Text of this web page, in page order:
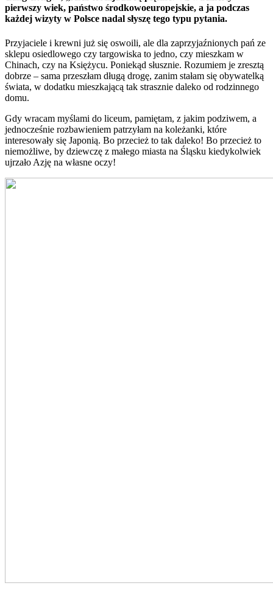
pierwszy wiek, państwo środkowoeuropejskie, a ja podczas
każdej wizyty w Polsce nadal słyszę tego typu pytania.
Przyjaciele i krewni już się oswoili, ale dla zaprzyjaźnionych pań ze
sklepu osiedlowego czy targowiska to jedno, czy mieszkam w
Chinach, czy na Księżycu. Poniekąd słusznie. Rozumiem je zresztą
dobrze – sama przeszłam długą drogę, zanim stałam się obywatelką
świata, w dodatku mieszkającą tak strasznie daleko od rodzinnego
domu.
Gdy wracam myślami do liceum, pamiętam, z jakim podziwem, a
jednocześnie rozbawieniem patrzyłam na koleżanki, które
interesowały się Japonią. Bo przecież to tak daleko! Bo przecież to
niemożliwe, by dziewczę z małego miasta na Śląsku kiedykolwiek
ujrzało Azję na własne oczy!